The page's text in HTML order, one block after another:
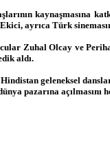
kaynaşmasına
ayrıca Türk
Zuhal Olcay ve
aldı.
geleneksel
pazarına